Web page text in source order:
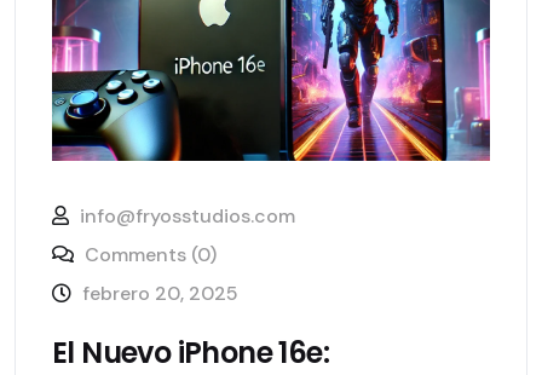
info@fryosstudios.com
Comments (0)
febrero 20, 2025
El Nuevo iPhone 16e: